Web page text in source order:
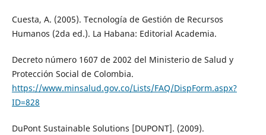
Cuesta, A. (2005). Tecnología de Gestión de Recursos
Humanos (2da ed.). La Habana: Editorial Academia.
Decreto número 1607 de 2002 del Ministerio de Salud y
Protección Social de Colombia.
https://www.minsalud.gov.co/Lists/FAQ/DispForm.aspx?
ID=828
DuPont Sustainable Solutions [DUPONT]. (2009).